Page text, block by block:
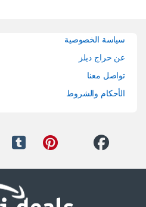
سياسة الخصوصية
عن حراج ديلز
تواصل معنا
الأحكام والشروط